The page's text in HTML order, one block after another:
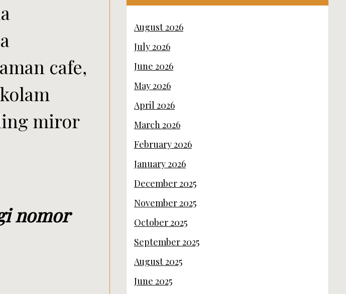
cafe,
miror
nomor
August 2026
July 2026
June 2026
May 2026
April 2026
March 2026
February 2026
January 2026
December 2025
November 2025
October 2025
September 2025
August 2025
June 2025